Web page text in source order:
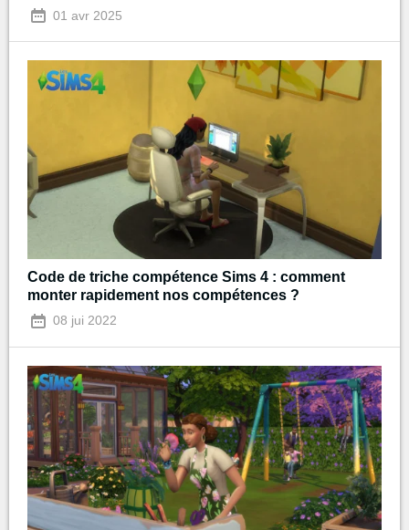
01 avr 2025
Code de triche compétence Sims 4 : comment
monter rapidement nos compétences ?
08 jui 2022